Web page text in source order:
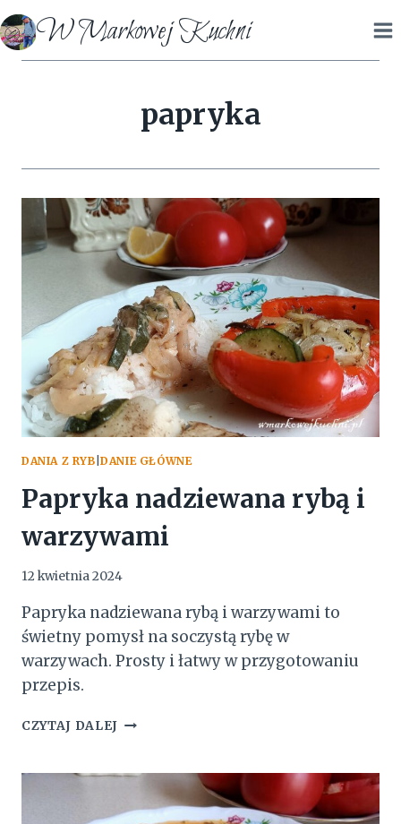
Przejdź
do
treści
W Markowej Kuchni
papryka
DANIA Z RYB |DANIE GŁÓWNE
Papryka nadziewana rybą i
warzywami
12 kwietnia 2024
Papryka nadziewana rybą i warzywami to
świetny pomysł na soczystą rybę w
warzywach. Prosty i łatwy w przygotowaniu
przepis.
CZYTAJ DALEJ PAPRYKA
I
WARZYWAMI